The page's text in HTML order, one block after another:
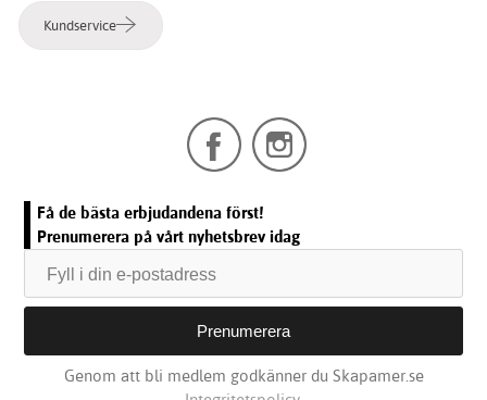
Kundservice
Få de bästa erbjudandena först!
Prenumerera på vårt nyhetsbrev idag
Genom att bli medlem godkänner du Skapamer.se